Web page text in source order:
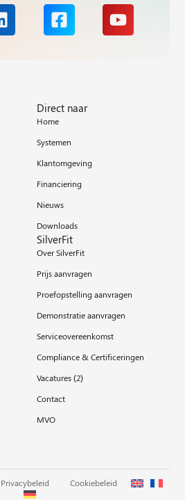
Direct naar
Home
Systemen
Klantomgeving
Financiering
Nieuws
Downloads
SilverFit
Over SilverFit
Prijs aanvragen
Proefopstelling aanvragen
Demonstratie aanvragen
Serviceovereenkomst
Compliance & Certificeringen
Vacatures (2)
Contact
MVO
Privacybeleid
Cookiebeleid